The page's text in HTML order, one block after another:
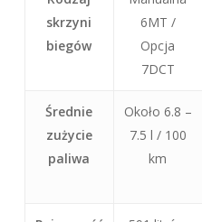
skrzyni
biegów
6MT /
Opcja
7DCT
Średnie
zużycie
paliwa
Około 6.8 –
7.5 l / 100
km